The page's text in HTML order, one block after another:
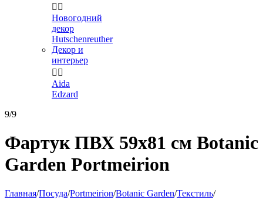
 
Новогодний
декор
Hutschenreuther
Декор и
интерьер
 
Aida
Edzard
9/9
Фартук ПВХ 59x81 см Botanic
Garden Portmeirion
Главная/Посуда/Portmeirion/Botanic Garden/Текстиль/